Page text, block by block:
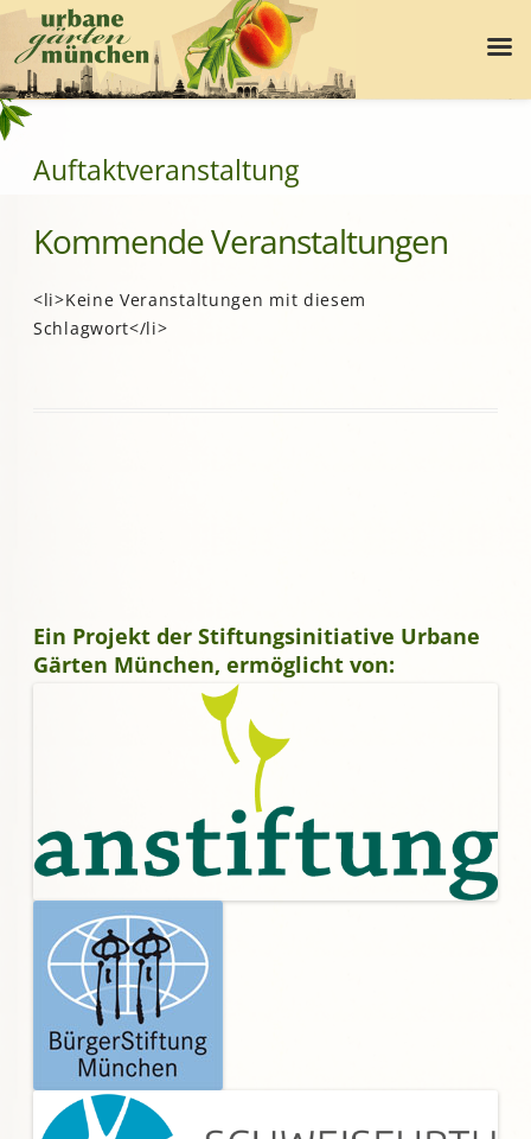
Auftaktveranstaltung
Kommende Veranstaltungen
<li>Keine Veranstaltungen mit diesem
Schlagwort</li>
Ein Projekt der Stiftungsinitiative Urbane
Gärten München, ermöglicht von: